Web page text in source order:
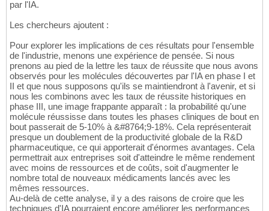
par l'IA.
Les chercheurs ajoutent :
Pour explorer les implications de ces résultats pour l'ensemble
de l'industrie, menons une expérience de pensée. Si nous
prenons au pied de la lettre les taux de réussite que nous avons
observés pour les molécules découvertes par l'IA en phase I et
II et que nous supposons qu'ils se maintiendront à l'avenir, et si
nous les combinons avec les taux de réussite historiques en
phase III, une image frappante apparaît : la probabilité qu'une
molécule réussisse dans toutes les phases cliniques de bout en
bout passerait de 5-10% à &#8764;9-18%. Cela représenterait
presque un doublement de la productivité globale de la R&D
pharmaceutique, ce qui apporterait d'énormes avantages. Cela
permettrait aux entreprises soit d'atteindre le même rendement
avec moins de ressources et de coûts, soit d'augmenter le
nombre total de nouveaux médicaments lancés avec les
mêmes ressources.
Au-delà de cette analyse, il y a des raisons de croire que les
techniques d'IA pourraient encore améliorer les performances